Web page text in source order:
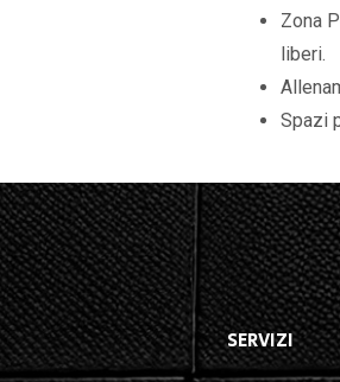
Zona
liberi.
Spazi
SERVIZI